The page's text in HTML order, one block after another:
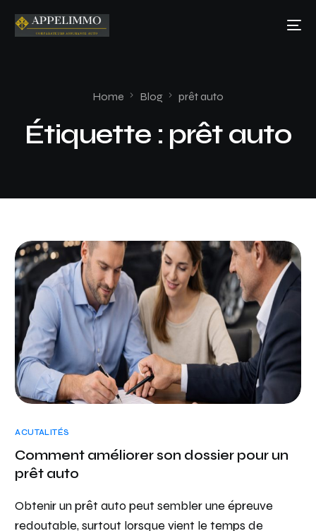
Home Blog prêt auto
Étiquette : prêt auto
ACUTALITÉS
Comment améliorer son dossier pour un
prêt auto
Obtenir un prêt auto peut sembler une épreuve
redoutable, surtout lorsque vient le temps de